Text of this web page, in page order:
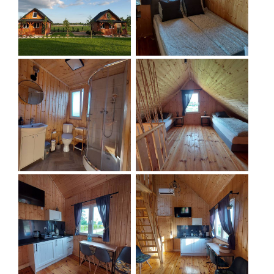
- ładowanie rowerów elektrycznych
- części zamienne lub lista serwisów
- nieodpłatne przechowywanie bagażu
- dostępne narzędzia do prostych napraw
- informacja o wycieczkach